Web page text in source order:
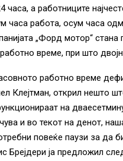
часа, а работниците
часа работа, осум часа
„Форд мотор“
време, при што
работно време
Клејтман, открил нешто
на
и во текот на денот,
повеќе паузи за да
Брејдери ја предложил